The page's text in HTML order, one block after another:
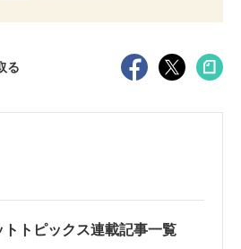
る
トピックス連載記事一覧